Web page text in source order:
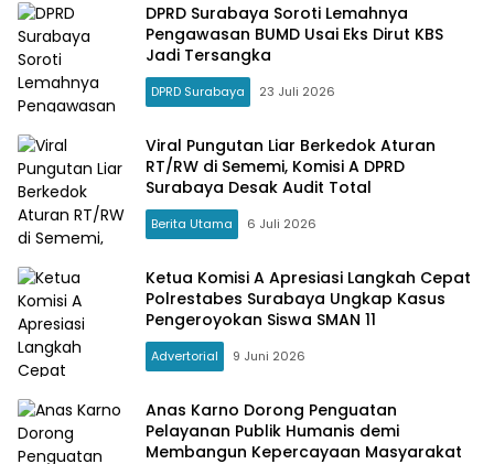
DPRD Surabaya Soroti Lemahnya
Pengawasan BUMD Usai Eks Dirut KBS
Jadi Tersangka
DPRD Surabaya 23 Juli 2026
Viral Pungutan Liar Berkedok Aturan
RT/RW di Sememi, Komisi A DPRD
Surabaya Desak Audit Total
Berita Utama 6 Juli 2026
Ketua Komisi A Apresiasi Langkah Cepat
Polrestabes Surabaya Ungkap Kasus
Pengeroyokan Siswa SMAN 11
Advertorial 9 Juni 2026
Anas Karno Dorong Penguatan
Pelayanan Publik Humanis demi
Membangun Kepercayaan Masyarakat